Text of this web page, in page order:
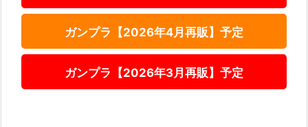
ガンプラ【2026年4月再販】予定
ガンプラ【2026年3月再販】予定